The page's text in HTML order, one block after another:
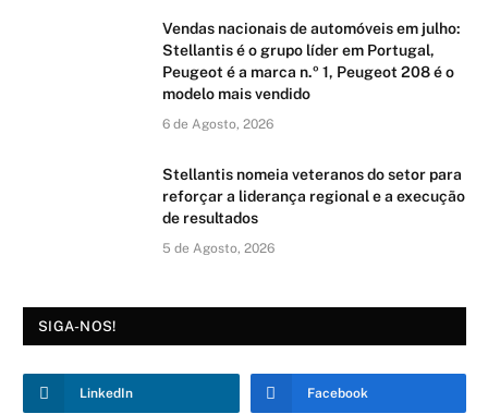
Vendas nacionais de automóveis em julho:
Stellantis é o grupo líder em Portugal,
Peugeot é a marca n.º 1, Peugeot 208 é o
modelo mais vendido
6 de Agosto, 2026
Stellantis nomeia veteranos do setor para
reforçar a liderança regional e a execução
de resultados
5 de Agosto, 2026
SIGA-NOS!
LinkedIn Facebook